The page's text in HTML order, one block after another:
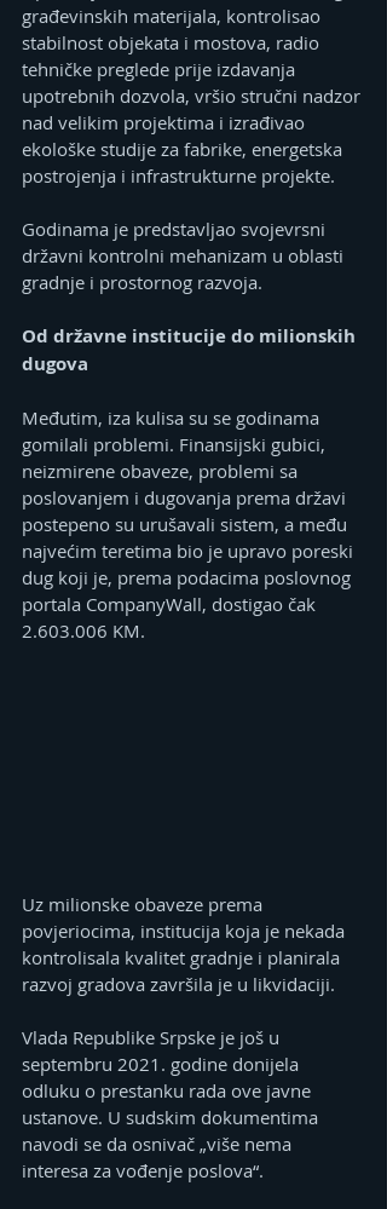
građevinskih materijala, kontrolisao
stabilnost objekata i mostova, radio
tehničke preglede prije izdavanja
upotrebnih dozvola, vršio stručni nadzor
nad velikim projektima i izrađivao
ekološke studije za fabrike, energetska
postrojenja i infrastrukturne projekte.
Godinama je predstavljao svojevrsni
državni kontrolni mehanizam u oblasti
gradnje i prostornog razvoja.
Od državne institucije do milionskih
dugova
Međutim, iza kulisa su se godinama
gomilali problemi. Finansijski gubici,
neizmirene obaveze, problemi sa
poslovanjem i dugovanja prema državi
postepeno su urušavali sistem, a među
najvećim teretima bio je upravo poreski
dug koji je, prema podacima poslovnog
portala CompanyWall, dostigao čak
2.603.006 KM.
Uz milionske obaveze prema
povjeriocima, institucija koja je nekada
kontrolisala kvalitet gradnje i planirala
razvoj gradova završila je u likvidaciji.
Vlada Republike Srpske je još u
septembru 2021. godine donijela
odluku o prestanku rada ove javne
ustanove. U sudskim dokumentima
navodi se da osnivač „više nema
interesa za vođenje poslova“.